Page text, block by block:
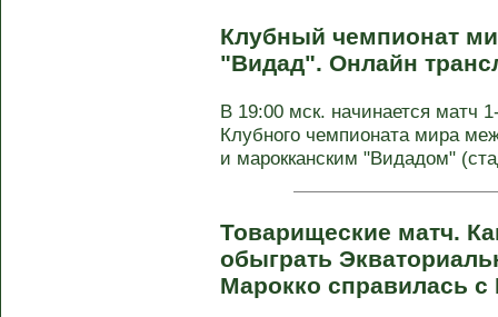
Клубный чемпионат
"Видад". Онлайн
В 19:00 мск. начинается матч
Клубного чемпионата мира
и марокканским "Видадом"
Товарищеские матч.
обыграть
Марокко справилась